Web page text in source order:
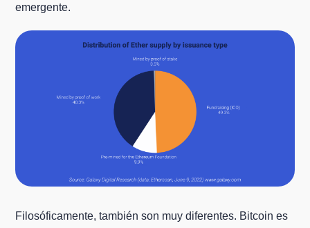
emergente.
Filosóficamente, también son muy diferentes. Bitcoin es